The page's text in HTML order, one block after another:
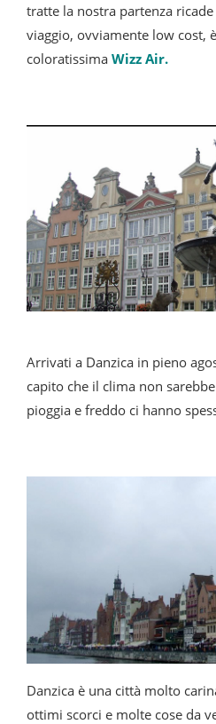
tratte la nostra partenza
viaggio, ovviamente low cost,
coloratissima Wizz Air.
Arrivati a Danzica in pieno
capito che il clima non
pioggia e freddo ci hanno
Danzica è una città molto
ottimi scorci e molte cose da